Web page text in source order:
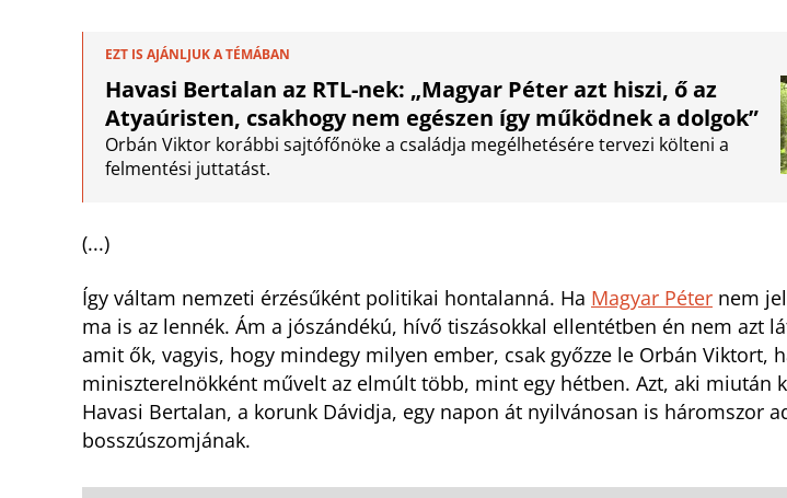
EZT IS AJÁNLJUK A TÉMÁBAN
Havasi Bertalan az RTL-nek: „Magyar Péter azt hiszi, ő az
Atyaúristen, csakhogy nem egészen így működnek a dolgok”
Orbán Viktor korábbi sajtófőnöke a családja megélhetésére tervezi költeni a
felmentési juttatást.
(...)
Így váltam nemzeti érzésűként politikai hontalanná. Ha Magyar Péter nem
ma is az lennék. Ám a jószándékú, hívő tiszásokkal ellentétben én nem azt
amit ők, vagyis, hogy mindegy milyen ember, csak győzze le Orbán Viktort,
miniszterelnökként művelt az elmúlt több, mint egy hétben. Azt, aki miután
Havasi Bertalan, a korunk Dávidja, egy napon át nyilvánosan is háromszor
bosszúszomjának.